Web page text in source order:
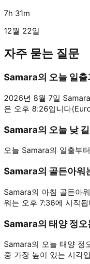
7h 31m
12월 22일
자주 묻는 질문
Samara의 오늘 일
2026년 8월 7일
은 오후 8:26입니다
Samara의 오늘 낮
오늘 Samara의 일출부
Samara의 골든아워
Samara의 아침 골든아
워는 오후 7:36에 시작됩
Samara의 태양 정
Samara의 오늘 태양 정
중 가장 높이 있는 시각